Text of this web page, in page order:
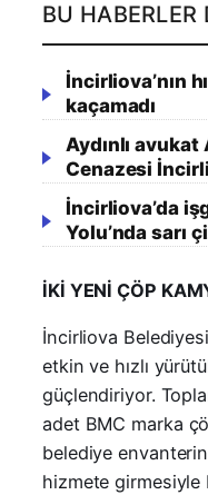
BU HABERLER
İncirliova’nın
kaçamadı
Aydınlı avukat
Cenazesi
İncirliova’da
Yolu’nda sarı
İKİ YENİ ÇÖP
İncirliova
etkin ve hızlı
güçlendiriyor.
adet BMC marka
belediye
hizmete